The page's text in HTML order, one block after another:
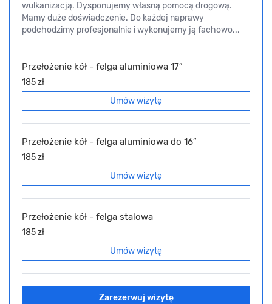
wulkanizacją. Dysponujemy własną pomocą drogową.
Mamy duże doświadczenie. Do każdej naprawy
podchodzimy profesjonalnie i wykonujemy ją fachowo...
Przełożenie kół - felga aluminiowa 17″
185 zł
Umów wizytę
Przełożenie kół - felga aluminiowa do 16″
185 zł
Umów wizytę
Przełożenie kół - felga stalowa
185 zł
Umów wizytę
Zarezerwuj wizytę